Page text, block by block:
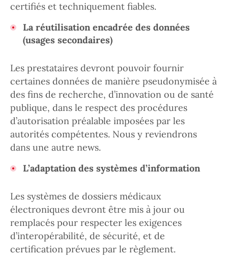
certifiés et techniquement fiables.
La réutilisation encadrée des données
(usages secondaires)
Les prestataires devront pouvoir fournir
certaines données de manière pseudonymisée à
des fins de recherche, d’innovation ou de santé
publique, dans le respect des procédures
d’autorisation préalable imposées par les
autorités compétentes. Nous y reviendrons
dans une autre news.
L’adaptation des systèmes d’information
Les systèmes de dossiers médicaux
électroniques devront être mis à jour ou
remplacés pour respecter les exigences
d’interopérabilité, de sécurité, et de
certification prévues par le règlement.